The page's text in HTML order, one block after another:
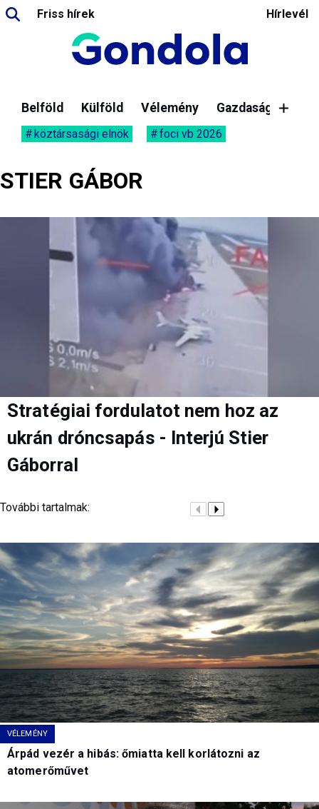
Friss hírek Hírlevél
Belföld Külföld Vélemény Gazdaság
köztársasági elnök foci vb 2026
STIER GÁBOR
Stratégiai fordulatot nem hoz az
ukrán dróncsapás - Interjú Stier
Gáborral
További tartalmak:
VÉLEMÉNY
Árpád vezér a hibás: őmiatta kell korlátozni az
atomerőművet